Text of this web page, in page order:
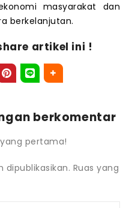
masyarakat dan
berkelanjutan.
artikel ini !
berkomentar
pertama!
dipublikasikan. Ruas yang